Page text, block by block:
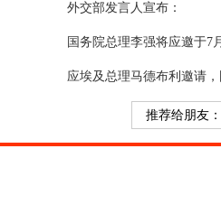
外交部发言人宣布：
国务院总理李强将应邀于7
应埃及总理马德布利邀请
推荐给朋友：